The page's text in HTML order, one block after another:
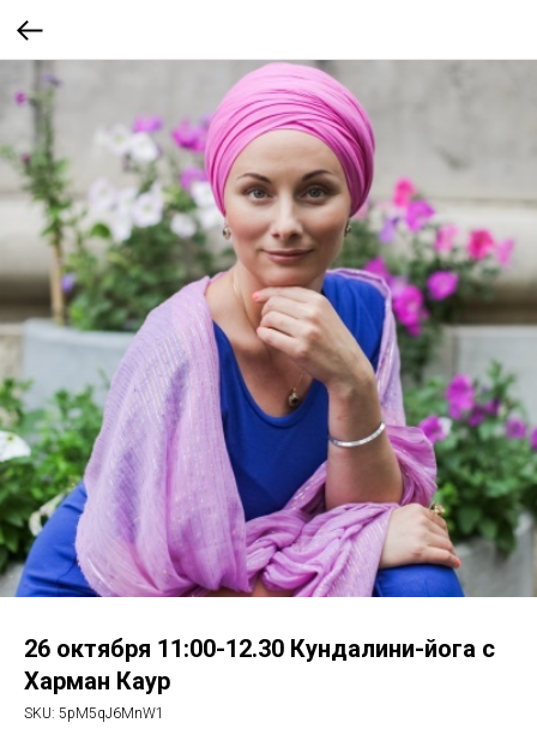
26 октября 11:00-12.30 Кундалини-йога с
Харман Каур
SKU: 5pM5qJ6MnW1